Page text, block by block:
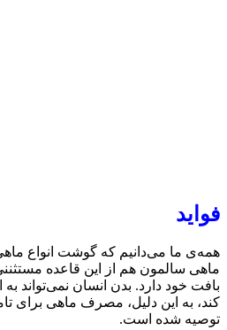
فواید
توصیه شده ‌است.